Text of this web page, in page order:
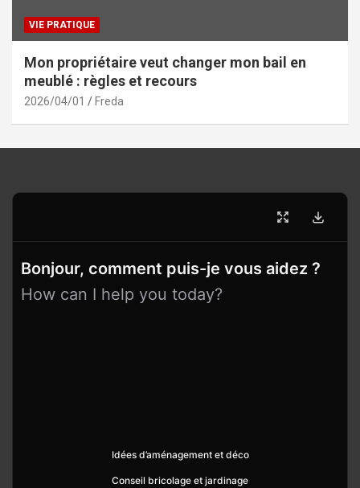
VIE PRATIQUE
Mon propriétaire veut changer mon bail en
meublé : règles et recours
2026/04/01 Freda
Bonjour, comment puis-je vous aidez ?
How can I help you today?
Idées d’aménagement et déco
Conseil bricolage et jardinage